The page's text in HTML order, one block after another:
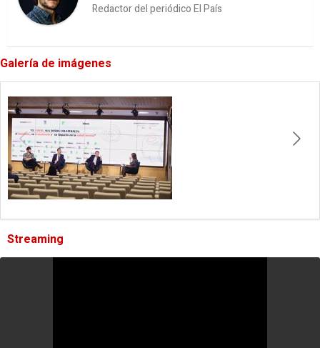
Redactor del periódico El País
Galería de imágenes
Streaming